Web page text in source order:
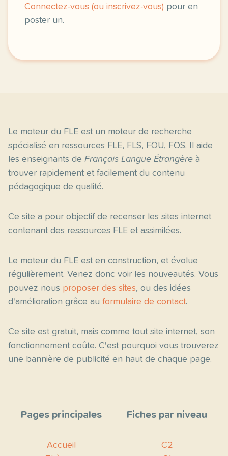
Connectez-vous (ou inscrivez-vous) pour en
poster un.
Le moteur du FLE est un moteur de recherche
spécialisé en ressources FLE, FLS, FOU, FOS. Il aide
les enseignants de Français Langue Étrangère à
trouver rapidement et facilement du contenu
pédagogique de qualité.
Ce site a pour objectif de recenser les sites internet
contenant des ressources FLE et assimilées.
Le moteur du FLE est en construction, et évolue
régulièrement. Venez donc voir les nouveautés. Vous
pouvez nous proposer des sites, ou des idées
d'amélioration grâce au formulaire de contact.
Ce site est gratuit, mais comme tout site internet, son
fonctionnement coûte. C'est pourquoi vous trouverez
une bannière de publicité en haut de chaque page.
Pages principales
Accueil
Fiches par niveau
C2